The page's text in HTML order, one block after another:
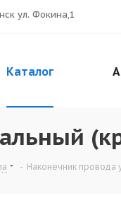
ул. Фокина,1
Каталог
- Наконечник провода